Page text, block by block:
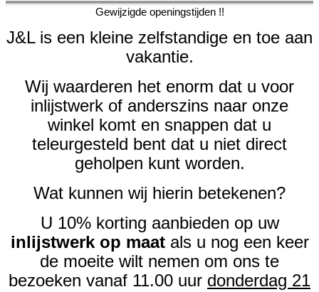
Gewijzigde openingstijden !!
J&L is een kleine zelfstandige en toe aan
vakantie.
Wij waarderen het enorm dat u voor
inlijstwerk of anderszins naar onze
winkel komt en snappen dat u
teleurgesteld bent dat u niet direct
geholpen kunt worden.
Wat kunnen wij hierin betekenen?
U 10% korting aanbieden op uw
inlijstwerk op maatals u nog een keer
de moeite wilt nemen om ons te
bezoeken vanaf 11.00 uur donderdag 21